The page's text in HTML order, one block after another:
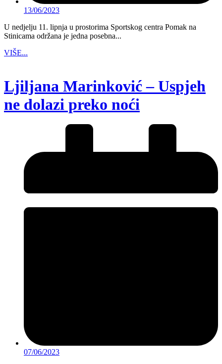
13/06/2023
U nedjelju 11. lipnja u prostorima Sportskog centra Pomak na
Stinicama održana je jedna posebna...
VIŠE...
Ljiljana Marinković – Uspjeh
ne dolazi preko noći
07/06/2023